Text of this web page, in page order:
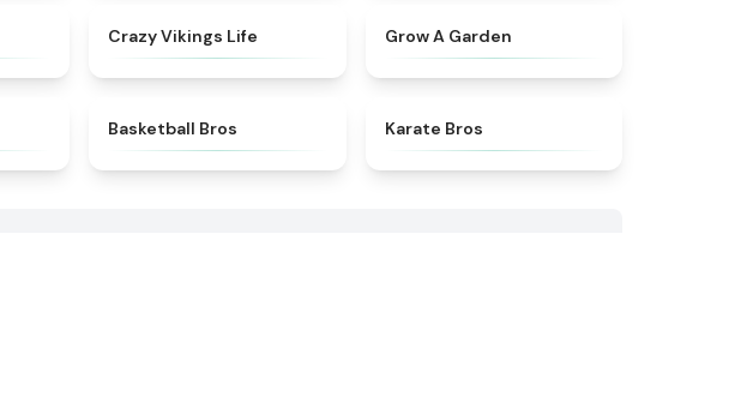
Crazy Vikings Life Grow A Garden
Basketball Bros Karate Bros